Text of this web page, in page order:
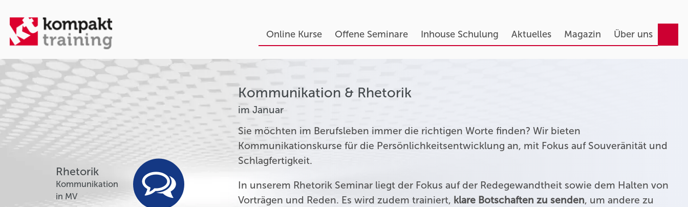
Online Kurse Offene Seminare Inhouse Schulung Aktuelles Magazin Über uns
Rhetorik
Kommunikation
in MV
Kommunikation & Rhetorik
im Januar
Sie möchten im Berufsleben immer die richtigen Worte finden? Wir bieten
Kommunikationskurse für die Persönlichkeitsentwicklung an, mit Fokus auf Souveränität und
Schlagfertigkeit.
In unserem Rhetorik Seminar liegt der Fokus auf der Redegewandtheit sowie dem Halten von
Vorträgen und Reden. Es wird zudem trainiert, klare Botschaften zu senden, um andere zu